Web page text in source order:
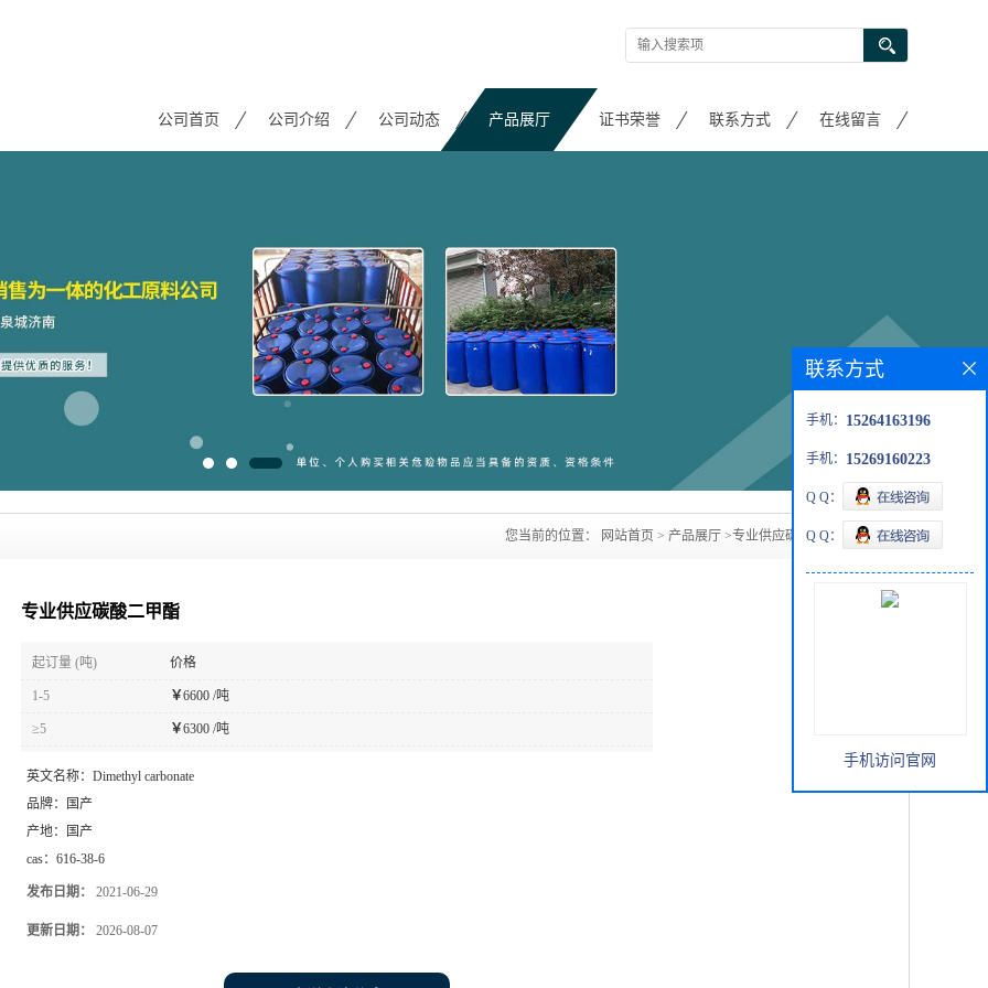
公司首页 公司介绍 公司动态 产品展厅 证书荣誉 联系方式 在线留言
您当前的位置： 网站首页 > 产品展厅 >专业供应碳酸二甲酯
专业供应碳酸二甲酯
起订量 (吨) 价格
1-5 ￥6600 /吨
≥5 ￥6300 /吨
英文名称： Dimethyl carbonate
品牌：
国产
产地：
国产
cas： 616-38-6
发布日期： 2021-06-29
更新日期： 2026-08-07
联系方式
手机： 15264163196
手机： 15269160223
Q Q：
Q Q：
手机访问官网